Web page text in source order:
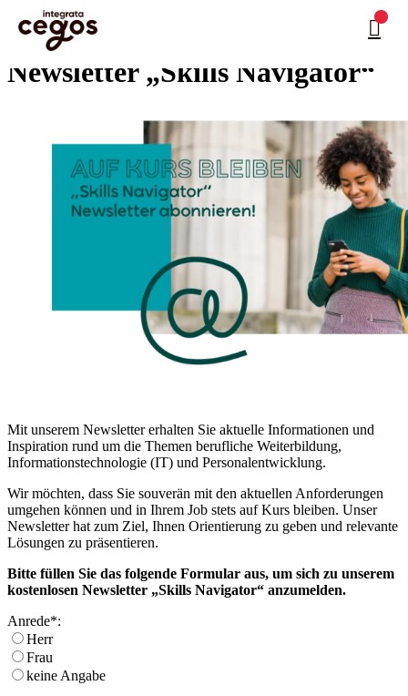
Skip to main content
Sie sind hier:Startseite
Newsletter „Skills Navigator“
Mit unserem Newsletter erhalten Sie aktuelle Informationen und
Inspiration rund um die Themen berufliche Weiterbildung,
Informationstechnologie (IT) und Personalentwicklung.
Wir möchten, dass Sie souverän mit den aktuellen Anforderungen
umgehen können und in Ihrem Job stets auf Kurs bleiben. Unser
Newsletter hat zum Ziel, Ihnen Orientierung zu geben und relevante
Lösungen zu präsentieren.
Bitte füllen Sie das folgende Formular aus, um sich zu unserem
kostenlosen Newsletter „Skills Navigator“ anzumelden.
Anrede*:
Herr
Frau
keine Angabe